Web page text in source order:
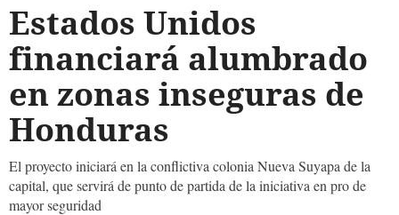
Estados Unidos
financiará alumbrado
en zonas inseguras de
Honduras
El proyecto iniciará en la conflictiva colonia Nueva Suyapa de la
capital, que servirá de punto de partida de la iniciativa en pro de
mayor seguridad